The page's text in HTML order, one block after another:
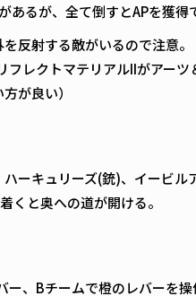
るが、全て倒すとAPを獲得
反射する敵がいるので注意。
フレクトマテリアルIIがアーツ
が良い）
ーキュリーズ(銃)、イービル
くと奥への道が開ける。
、Bチームで橙のレバーを操